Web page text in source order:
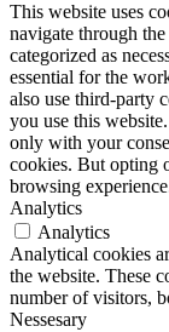
This website uses
navigate through
categorized as
essential for the
also use third-party
you use this
only with your
cookies. But opting
browsing
Analytics
Analytics
Analytical cookies
the website. These
number of visitors,
Nessesary